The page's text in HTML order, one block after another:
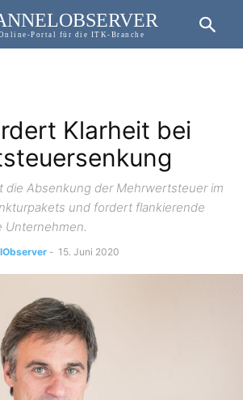
Portal für die ITK-Branche
Klarheit bei
die Absenkung der Mehrwertsteuer im
und fordert flankierende
Unternehmen.
- 15. Juni 2020